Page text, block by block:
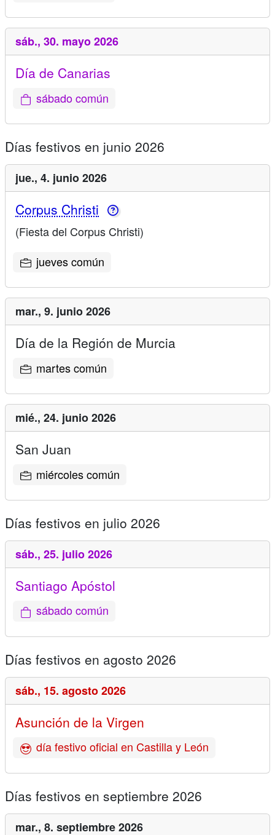
sáb., 30. mayo 2026
Día de Canarias
sábado común
Días festivos en junio 2026
jue., 4. junio 2026
Corpus Christi
(Fiesta del Corpus Christi)
jueves común
mar., 9. junio 2026
Día de la Región de Murcia
martes común
mié., 24. junio 2026
San Juan
miércoles común
Días festivos en julio 2026
sáb., 25. julio 2026
Santiago Apóstol
sábado común
Días festivos en agosto 2026
sáb., 15. agosto 2026
Asunción de la Virgen
día festivo oficial en Castilla y León
Días festivos en septiembre 2026
mar., 8. septiembre 2026